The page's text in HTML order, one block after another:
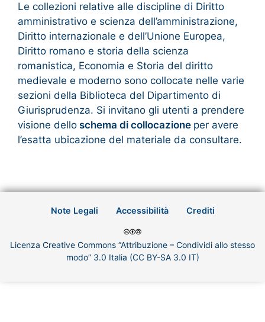
Le collezioni relative alle discipline di Diritto
amministrativo e scienza dell’amministrazione,
Diritto internazionale e dell’Unione Europea,
Diritto romano e storia della scienza
romanistica, Economia e Storia del diritto
medievale e moderno sono collocate nelle varie
sezioni della Biblioteca del Dipartimento di
Giurisprudenza. Si invitano gli utenti a prendere
visione dello schema di collocazione per avere
l’esatta ubicazione del materiale da consultare.
Note Legali Accessibilità Crediti
Licenza Creative Commons “Attribuzione – Condividi allo stesso
modo” 3.0 Italia (CC BY-SA 3.0 IT)